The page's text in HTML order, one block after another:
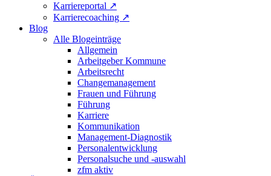
Karriereportal ↗
Karrierecoaching ↗
Blog
Alle Blogeinträge
Allgemein
Arbeitgeber Kommune
Arbeitsrecht
Changemanagement
Frauen und Führung
Führung
Karriere
Kommunikation
Management-Diagnostik
Personalentwicklung
Personalsuche und -auswahl
zfm aktiv